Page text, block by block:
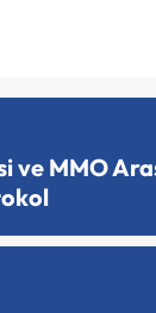
ve MMO